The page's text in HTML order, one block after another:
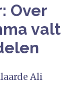
Over
valt
Ali